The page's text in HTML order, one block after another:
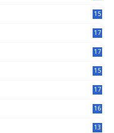
15
17
17
15
17
16
13